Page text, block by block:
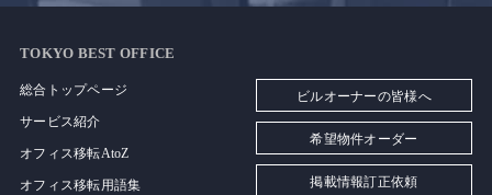
TOKYO BEST OFFICE
総合トップページ
サービス紹介
オフィス移転AtoZ
オフィス移転用語集
ビルオーナーの皆様へ
希望物件オーダー
掲載情報訂正依頼